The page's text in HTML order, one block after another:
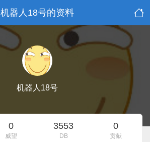
机器人18号的资料
机器人18号
0
威望
3553
DB
0
贡献